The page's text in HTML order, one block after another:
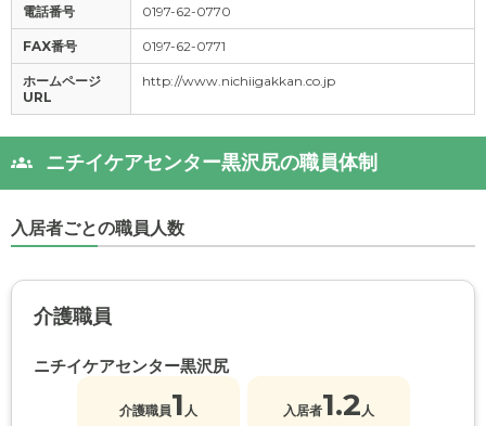
電話番号 0197-62-0770
FAX番号 0197-62-0771
ホームページ
URL
http://www.nichiigakkan.co.jp
ニチイケアセンター黒沢尻の職員体制
入居者ごとの職員人数
介護職員
ニチイケアセンター黒沢尻
介護職員1 人 入居者1.2 人